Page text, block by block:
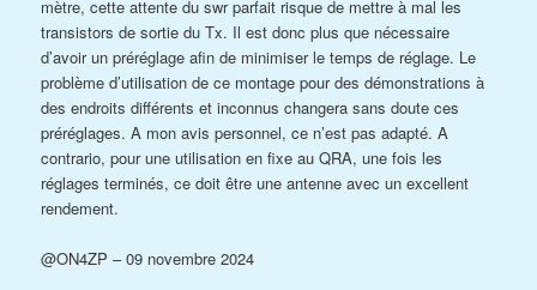
mètre, cette attente du swr parfait risque de mettre à mal les
transistors de sortie du Tx. Il est donc plus que nécessaire
d’avoir un préréglage afin de minimiser le temps de réglage. Le
problème d’utilisation de ce montage pour des démonstrations à
des endroits différents et inconnus changera sans doute ces
préréglages. A mon avis personnel, ce n’est pas adapté. A
contrario, pour une utilisation en fixe au QRA, une fois les
réglages terminés, ce doit être une antenne avec un excellent
rendement.
@ON4ZP – 09 novembre 2024